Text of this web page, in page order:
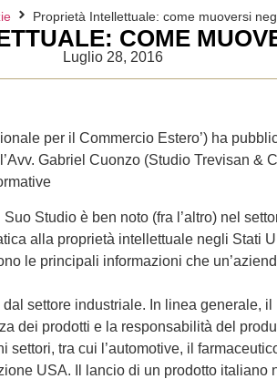
Proprietà Intellettuale: come muoversi
COME
Luglio 28, 2016
per il Commercio Estero’) ha
Gabriel Cuonzo (Studio Trevisan &
Studio è ben noto (fra l’altro) nel
alla proprietà intellettuale negli Stati
le principali informazioni che
settore industriale. In linea generale,
dei prodotti e la responsabilità del
settori, tra cui l’automotive, il
USA. Il lancio di un prodotto italiano